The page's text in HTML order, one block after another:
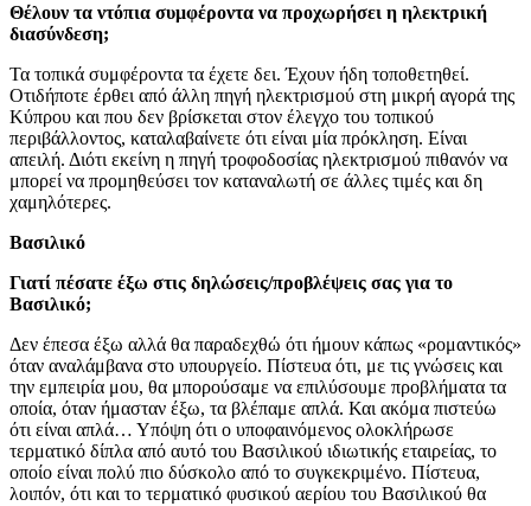
Θέλουν τα ντόπια συμφέροντα να προχωρήσει η ηλεκτρική
διασύνδεση;
Τα τοπικά συμφέροντα τα έχετε δει. Έχουν ήδη τοποθετηθεί.
Οτιδήποτε έρθει από άλλη πηγή ηλεκτρισμού στη μικρή αγορά της
Κύπρου και που δεν βρίσκεται στον έλεγχο του τοπικού
περιβάλλοντος, καταλαβαίνετε ότι είναι μία πρόκληση. Είναι
απειλή. Διότι εκείνη η πηγή τροφοδοσίας ηλεκτρισμού πιθανόν να
μπορεί να προμηθεύσει τον καταναλωτή σε άλλες τιμές και δη
χαμηλότερες.
Βασιλικό
Γιατί πέσατε έξω στις δηλώσεις/προβλέψεις σας για το
Βασιλικό;
Δεν έπεσα έξω αλλά θα παραδεχθώ ότι ήμουν κάπως «ρομαντικός»
όταν αναλάμβανα στο υπουργείο. Πίστευα ότι, με τις γνώσεις και
την εμπειρία μου, θα μπορούσαμε να επιλύσουμε προβλήματα τα
οποία, όταν ήμασταν έξω, τα βλέπαμε απλά. Και ακόμα πιστεύω
ότι είναι απλά… Υπόψη ότι ο υποφαινόμενος ολοκλήρωσε
τερματικό δίπλα από αυτό του Βασιλικού ιδιωτικής εταιρείας, το
οποίο είναι πολύ πιο δύσκολο από το συγκεκριμένο. Πίστευα,
λοιπόν, ότι και το τερματικό φυσικού αερίου του Βασιλικού θα